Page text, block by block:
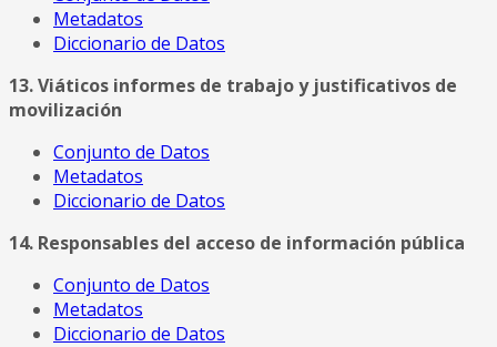
Metadatos
Diccionario de Datos
13. Viáticos informes de trabajo y justificativos de
movilización
Conjunto de Datos
Metadatos
Diccionario de Datos
14. Responsables del acceso de información pública
Conjunto de Datos
Metadatos
Diccionario de Datos